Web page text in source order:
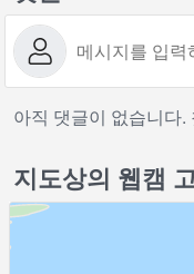
아직 댓글이 없습니다
지도상의 웹캠